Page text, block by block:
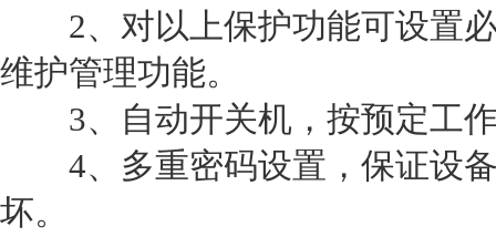
2、对以上保护功能可设置必
维护管理功能。
3、自动开关机，按预定工作
4、多重密码设置，保证设备
坏。